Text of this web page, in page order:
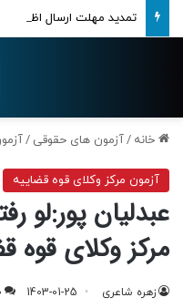
تمدید مهلت ارسال
خانه /آزمون های حقوقی /
آزمون مرکز وکلای قوه قضاییه
عبدلیان پور:لو
مرکز وکلای
زهره شاعری 1403-01-25